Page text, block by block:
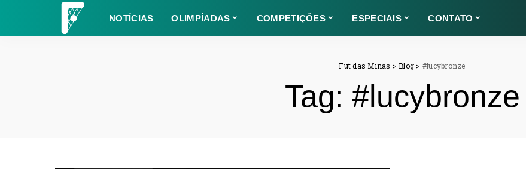
NOTÍCIAS OLIMPÍADAS COMPETIÇÕES ESPECIAIS CONTATO
Fut das Minas >Blog > #lucybronze
Tag: #lucybronze